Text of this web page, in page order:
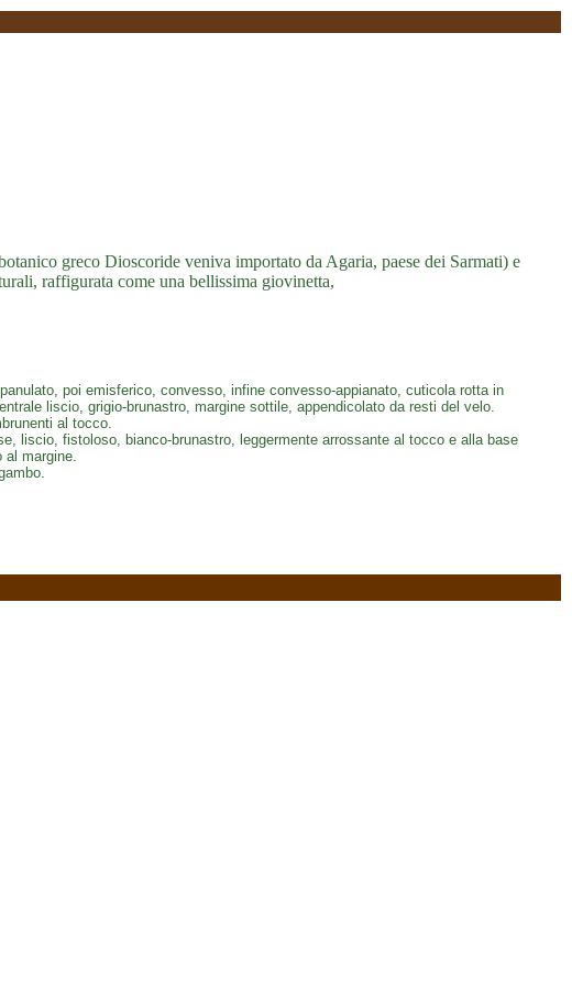
greco Dioscoride veniva importato da Agaria, paese dei Sarmati) e
raffigurata come una bellissima giovinetta,
poi emisferico, convesso, infine convesso-appianato, cuticola rotta in
liscio, grigio-brunastro, margine sottile, appendicolato da resti del velo.
al tocco.
liscio, fistoloso, bianco-brunastro, leggermente arrossante al tocco e alla base
al margine.